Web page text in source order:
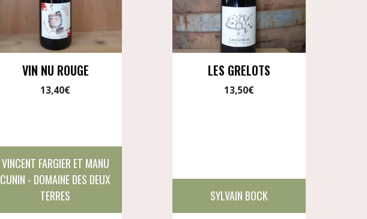
VIN NU ROUGE
13,40€
VINCENT FARGIER ET MANU
CUNIN - DOMAINE DES DEUX
TERRES
LES GRELOTS
13,50€
SYLVAIN BOCK